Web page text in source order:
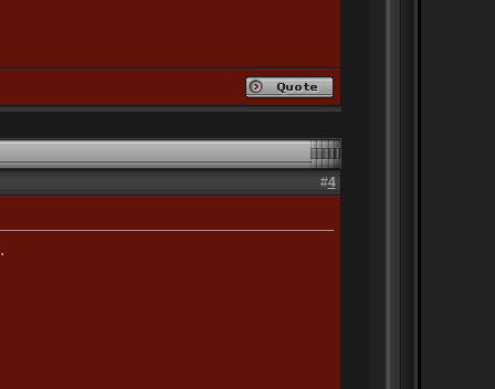
#4